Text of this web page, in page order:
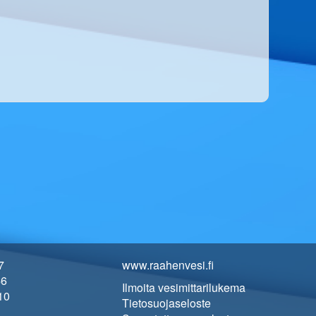
www.raahenvesi.fi
Ilmoita vesimittarilukema
Tietosuojaseloste